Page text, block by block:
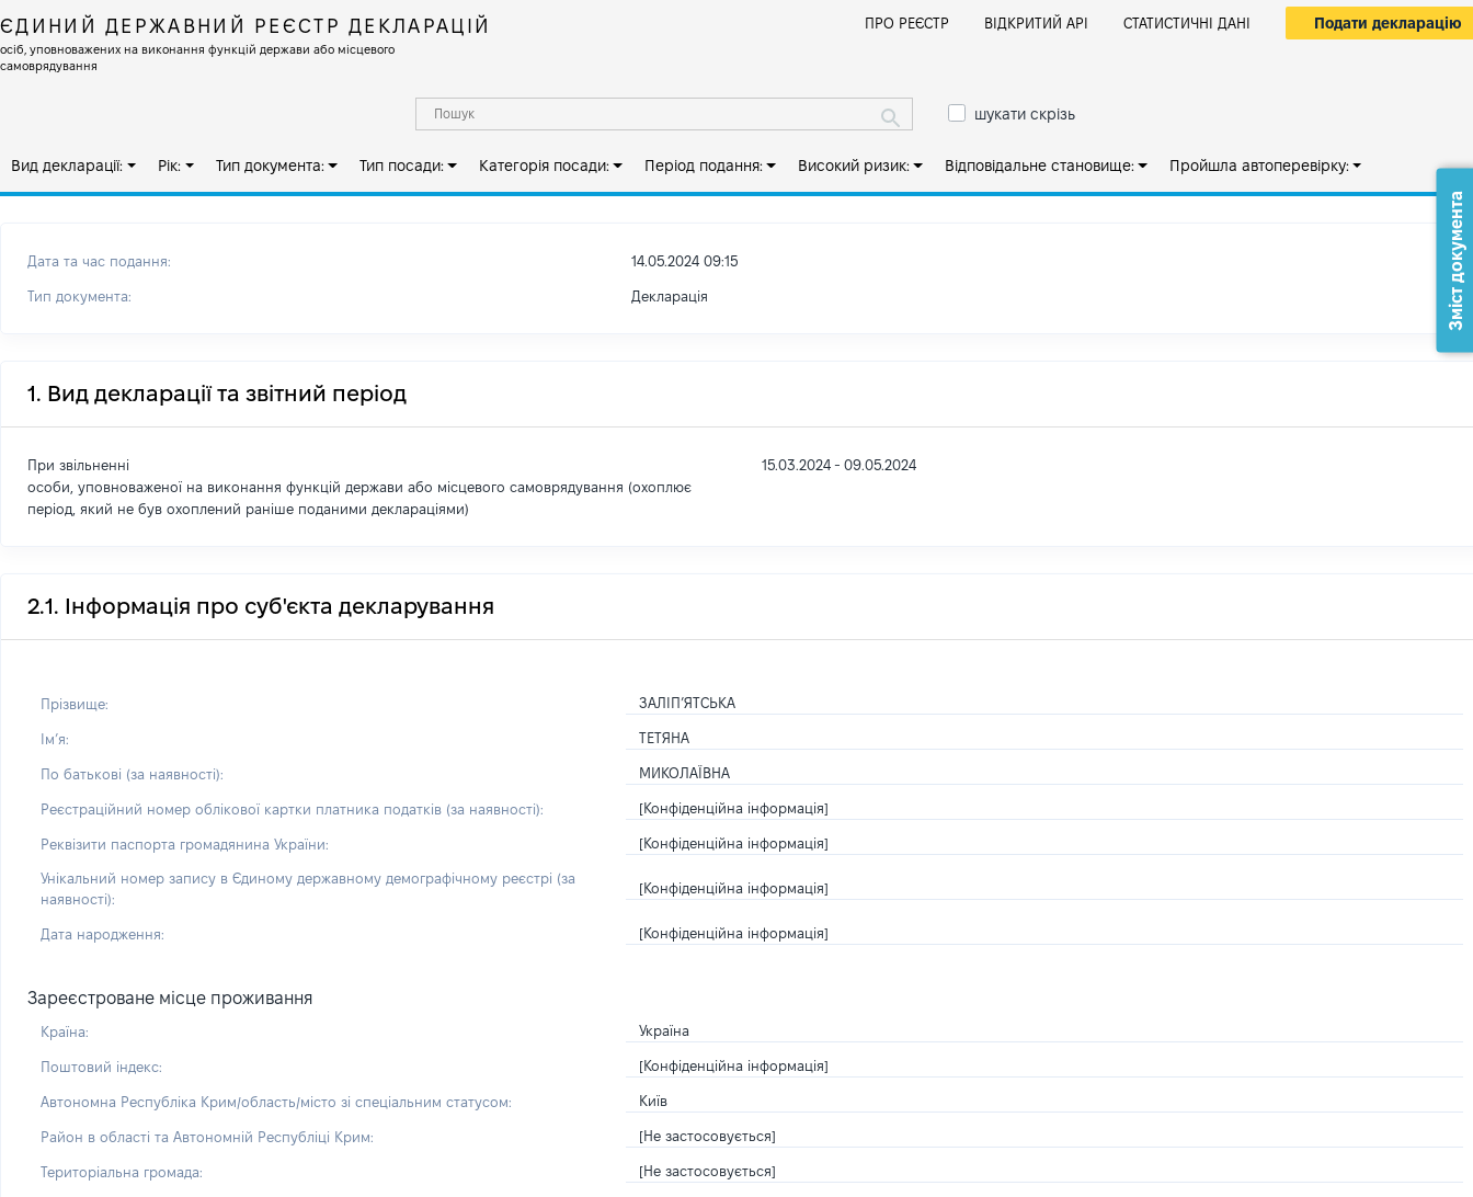
ЄДИНИЙ ДЕРЖАВНИЙ РЕЄСТР ДЕКЛАРАЦІЙ
осіб, уповноважених на виконання функцій держави або місцевого
самоврядування
ПРО РЕЄСТР ВІДКРИТИЙ АРІ СТАТИСТИЧНІ ДАНІ Подати декларацію
шукати скрізь
Вид декларації: Рік: Тип документа: Тип посади: Категорія посади: Період подання: Високий ризик: Відповідальне становище: Пройшла автоперевірку:
Дата та час подання: 14.05.2024 09:15
Тип документа: Декларація
1. Вид декларації та звітний період
При звільненні
особи, уповноваженої на виконання функцій держави або місцевого самоврядування (охоплює
період, який не був охоплений раніше поданими деклараціями)
15.03.2024 - 09.05.2024
2.1. Інформація про суб'єкта декларування
Прізвище: ЗАЛІП’ЯТСЬКА
Імʼя: ТЕТЯНА
По батькові (за наявності): МИКОЛАЇВНА
Реєстраційний номер облікової картки платника податків (за наявності): [Конфіденційна інформація]
Реквізити паспорта громадянина України: [Конфіденційна інформація]
Унікальний номер запису в Єдиному державному демографічному реєстрі (за
наявності):
[Конфіденційна інформація]
Дата народження: [Конфіденційна інформація]
Зареєстроване місце проживання
Країна: Україна
Поштовий індекс: [Конфіденційна інформація]
Автономна Республіка Крим/область/місто зі спеціальним статусом: Київ
Район в області та Автономній Республіці Крим: [Не застосовується]
Територіальна громада: [Не застосовується]
Зміст документа